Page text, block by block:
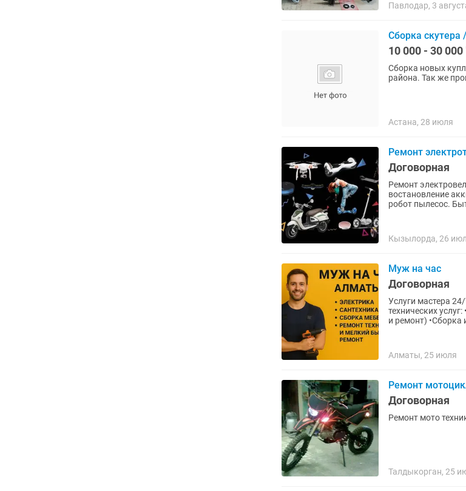
Павлодар, 3
Сборка скутера
10 000 - 30 000
Сборка новых
района. Так же
Астана, 28 июля
Ремонт
Договорная
Ремонт
востановление
робот пылесос.
Кызылорда, 26
Муж на час
Договорная
Услуги мастера 24/7 Опыт работы более 3–4 лет. Выполняю широкий спектр
технических
и ремонт) •Сборка
Алматы, 25 июля
Ремонт
Договорная
Ремонт мото
Талдыкорган, 25